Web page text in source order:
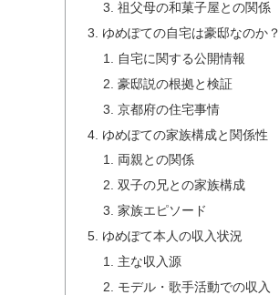
祖父母の和菓子屋との関係
ゆめぽての自宅は豪邸なのか？
自宅に関する公開情報
豪邸説の根拠と検証
京都府の住宅事情
ゆめぽての家族構成と関係性
両親との関係
双子の兄との家族構成
家族エピソード
ゆめぽて本人の収入状況
主な収入源
モデル・歌手活動での収入